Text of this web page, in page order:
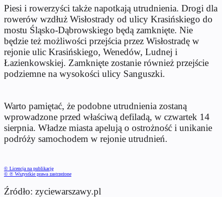
Piesi i rowerzyści także napotkają utrudnienia. Drogi dla
rowerów wzdłuż Wisłostrady od ulicy Krasińskiego do
mostu Śląsko-Dąbrowskiego będą zamknięte. Nie
będzie też możliwości przejścia przez Wisłostradę w
rejonie ulic Krasińskiego, Wenedów, Ludnej i
Łazienkowskiej. Zamknięte zostanie również przejście
podziemne na wysokości ulicy Sanguszki.
Warto pamiętać, że podobne utrudnienia zostaną
wprowadzone przed właściwą defiladą, w czwartek 14
sierpnia. Władze miasta apelują o ostrożność i unikanie
podróży samochodem w rejonie utrudnień.
© Licencja na publikację
© ℗ Wszystkie prawa zastrzeżone
Źródło: zyciewarszawy.pl